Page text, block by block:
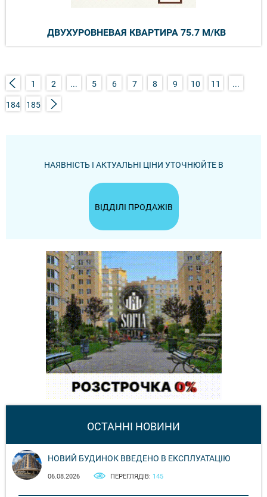
ДВУХУРОВНЕВАЯ КВАРТИРА 75.7 М/КВ
1 2 ... 5 6 7 8 9 10 11 ...
184 185
НАЯВНІСТЬ І АКТУАЛЬНІ ЦІНИ УТОЧНЮЙТЕ В
ВІДДІЛІ ПРОДАЖІВ
ОСТАННІ НОВИНИ
НОВИЙ БУДИНОК ВВЕДЕНО В ЕКСПЛУАТАЦІЮ
06.08.2026 ПЕРЕГЛЯДІВ: 145